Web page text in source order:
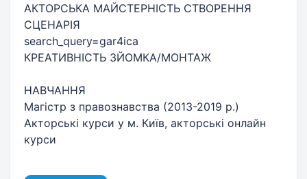
АКТОРСЬКА МАЙСТЕРНІСТЬ СТВОРЕННЯ
СЦЕНАРІЯ
search_query=gar4ica
КРЕАТИВНІСТЬ ЗЙОМКА/МОНТАЖ
НАВЧАННЯ
Магістр з правознавства (2013-2019 р.)
Акторські курси у м. Київ, акторські онлайн
курси